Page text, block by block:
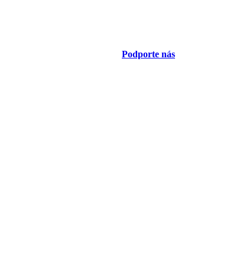
Podporte nás